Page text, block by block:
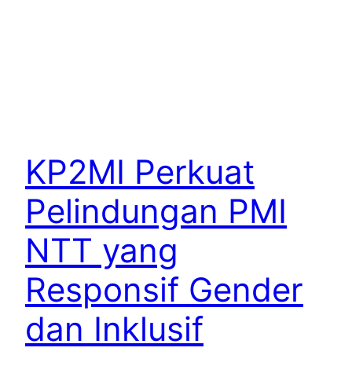
KP2MI Perkuat
Pelindungan PMI
NTT yang
Responsif Gender
dan Inklusif